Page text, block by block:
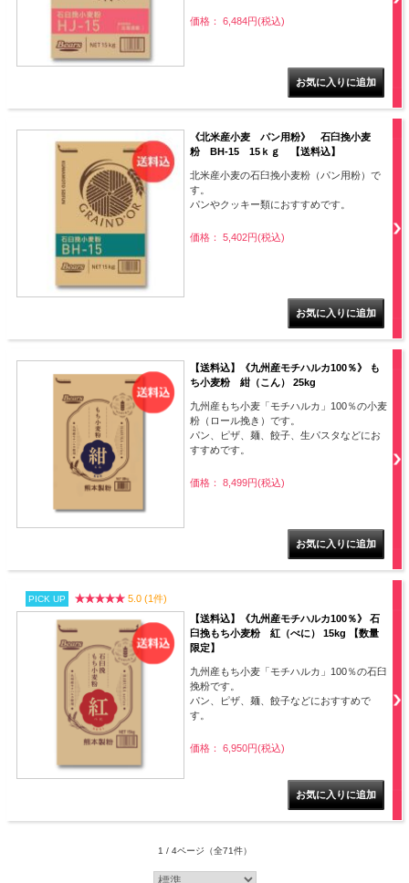
価格： 6,484円(税込)
《北米産小麦 パン用粉》 石臼挽小麦
粉 BH-15 15ｋｇ 【送料込】
北米産小麦の石臼挽小麦粉（パン用粉）で
す。
パンやクッキー類におすすめです。
価格： 5,402円(税込)
【送料込】《九州産モチハルカ100％》 も
ち小麦粉 紺（こん） 25kg
九州産もち小麦「モチハルカ」100％の小麦
粉（ロール挽き）です。
パン、ピザ、麺、餃子、生パスタなどにお
すすめです。
価格： 8,499円(税込)
PICK UP
5.0 (1件)
【送料込】《九州産モチハルカ100％》 石
臼挽もち小麦粉 紅（べに） 15kg 【数量
限定】
九州産もち小麦「モチハルカ」100％の石臼
挽粉です。
パン、ピザ、麺、餃子などにおすすめで
す。
価格： 6,950円(税込)
1 / 4ページ （全71件）